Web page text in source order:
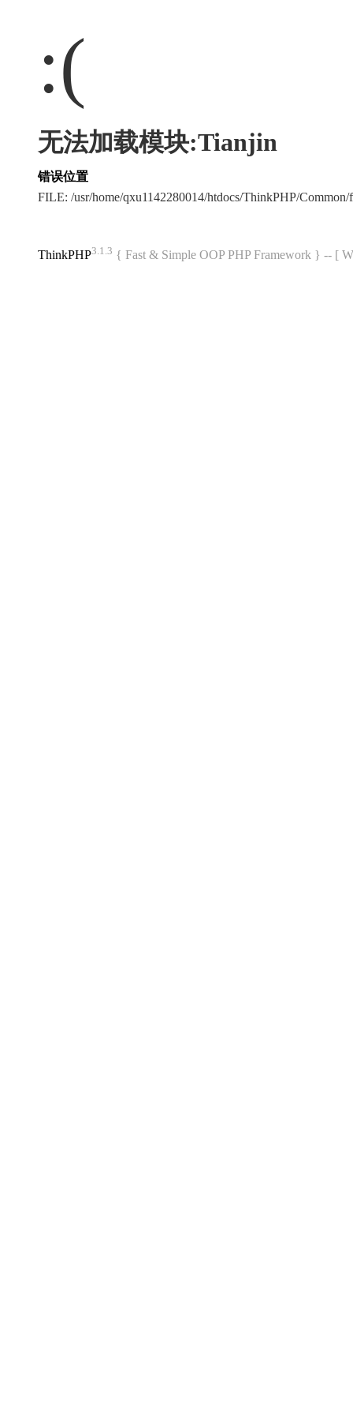
:(
无法加载模块:Tianjin
错误位置
FILE: /usr/home/qxu1142280014/htdocs/ThinkPHP/
ThinkPHP3.1.3 { Fast & Simple OOP PHP Framework } -- [